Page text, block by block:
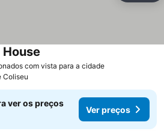
com vista para a cidade
House
Coliseu
ver os preços
Ver preços